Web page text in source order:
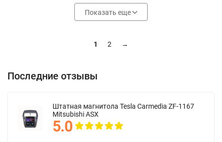
Показать еще
1 2 →
Последние отзывы
Штатная магнитола Tesla Carmedia ZF-1167
Mitsubishi ASX
5.0